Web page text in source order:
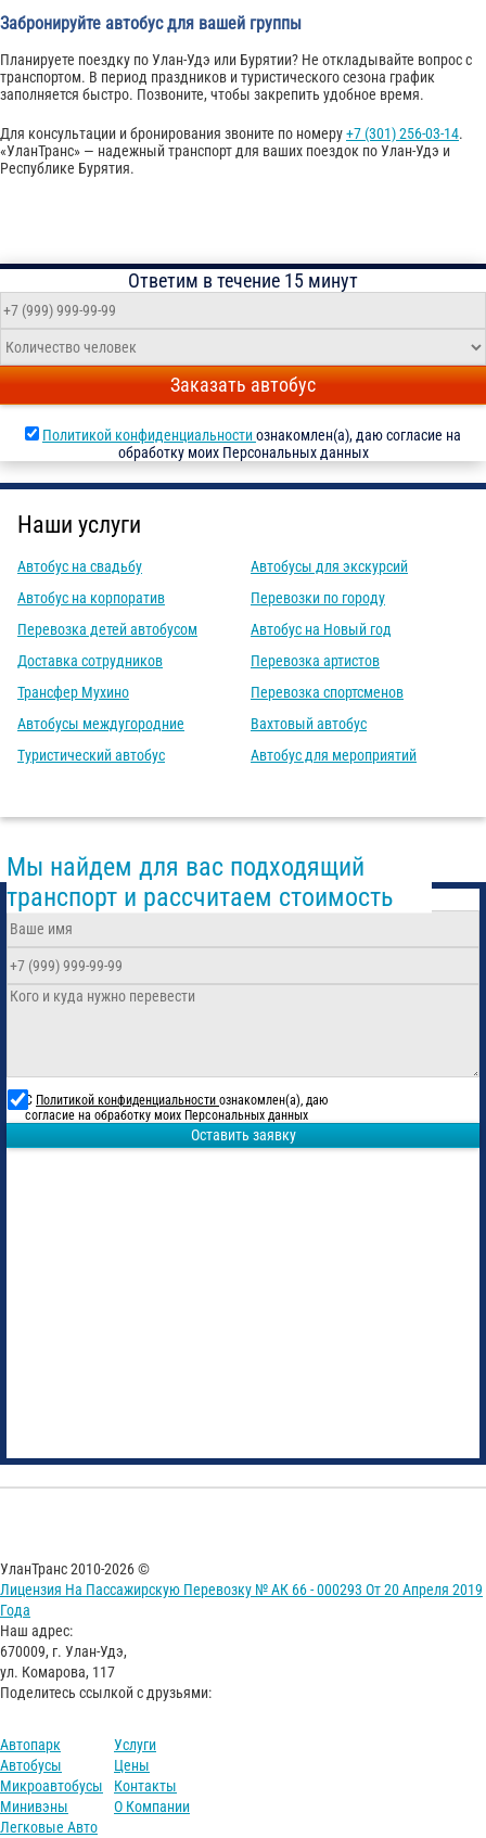
Забронируйте автобус для вашей группы
Планируете поездку по Улан-Удэ или Бурятии? Не откладывайте вопрос с
транспортом. В период праздников и туристического сезона график
заполняется быстро. Позвоните, чтобы закрепить удобное время.
Для консультации и бронирования звоните по номеру+7 (301) 256-03-14.
«УланТранс» — надежный транспорт для ваших поездок по Улан-Удэ и
Республике Бурятия.
Ответим в течение 15 минут
Заказать автобус
Политикой конфиденциальностиознакомлен(а), даю согласие на
обработку моих Персональных данных
Наши услуги
Автобус на свадьбу
Автобус на корпоратив
Перевозка детей автобусом
Доставка сотрудников
Трансфер Мухино
Автобусы междугородние
Туристический автобус
Автобусы для экскурсий
Перевозки по городу
Автобус на Новый год
Перевозка артистов
Перевозка спортсменов
Вахтовый автобус
Автобус для мероприятий
Мы найдем для вас подходящий
транспорт и рассчитаем стоимость
С Политикой конфиденциальности ознакомлен(а), даю
согласие на обработку моих Персональных данных
Оставить заявку
УланТранс 2010-2026 ©
Лицензия На Пассажирскую Перевозку № АК 66 - 000293 От 20 Апреля 2019
Года
Наш адрес:
670009, г. Улан-Удэ,
ул. Комарова, 117
Поделитесь ссылкой с друзьями:
Автопарк
Автобусы
Микроавтобусы
Минивэны
Легковые Авто
Услуги
Цены
Контакты
О Компании